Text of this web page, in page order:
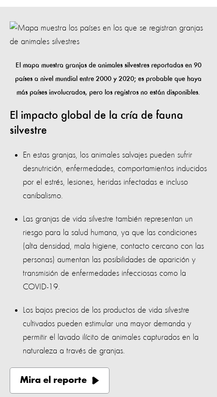
El mapa muestra granjas de animales silvestres reportadas en 90
países a nivel mundial entre 2000 y 2020; es probable que haya
más países involucrados, pero los registros no están disponibles.
El impacto global de la cría de fauna
silvestre
En estas granjas, los animales salvajes pueden sufrir
desnutrición, enfermedades, comportamientos inducidos
por el estrés, lesiones, heridas infectadas e incluso
canibalismo.
Las granjas de vida silvestre también representan un
riesgo para la salud humana, ya que las condiciones
(alta densidad, mala higiene, contacto cercano con las
personas) aumentan las posibilidades de aparición y
transmisión de enfermedades infecciosas como la
COVID-19.
Los bajos precios de los productos de vida silvestre
cultivados pueden estimular una mayor demanda y
permitir el lavado ilícito de animales capturados en la
naturaleza a través de granjas.
Mira el reporte